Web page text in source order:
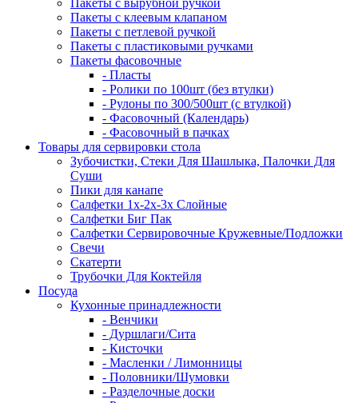
Пакеты с клеевым клапаном
Пакеты с петлевой ручкой
Пакеты с пластиковыми ручками
Пакеты фасовочные
- Пласты
- Ролики по 100шт (без втулки)
- Рулоны по 300/500шт (с втулкой)
- Фасовочный (Календарь)
- Фасовочный в пачках
Товары для сервировки стола
Зубочистки, Стеки Для Шашлыка, Палочки Для
Суши
Пики для канапе
Салфетки 1х-2х-3х Слойные
Салфетки Биг Пак
Салфетки Сервировочные Кружевные/Подложки
Свечи
Скатерти
Трубочки Для Коктейля
Посуда
Кухонные принадлежности
- Венчики
- Дуршлаги/Сита
- Кисточки
- Масленки / Лимонницы
- Половники/Шумовки
- Разделочные доски